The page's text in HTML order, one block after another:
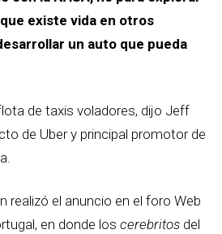
existe vida en otros
un auto que pueda
de taxis voladores, dijo Jeff
de Uber y principal promotor de
realizó el anuncio en el foro Web
en donde los cerebritos del